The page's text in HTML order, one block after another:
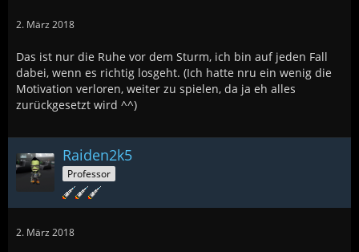
2. März 2018
Das ist nur die Ruhe vor dem Sturm, ich bin auf jeden Fall
dabei, wenn es richtig losgeht. (Ich hatte nru ein wenig die
Motivation verloren, weiter zu spielen, da ja eh alles
zurückgesetzt wird ^^)
Raiden2k5
Professor
2. März 2018